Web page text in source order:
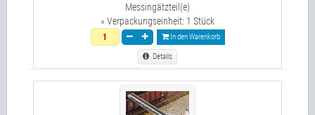
Messingätzteil(e)
» Verpackungseinheit: 1 Stück
In den Warenkorb
Details